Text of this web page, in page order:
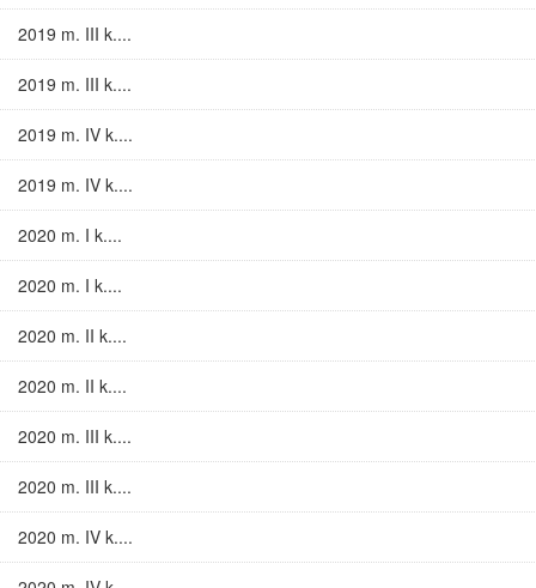
2019 m. III k....
2019 m. III k....
2019 m. IV k....
2019 m. IV k....
2020 m. I k....
2020 m. I k....
2020 m. II k....
2020 m. II k....
2020 m. III k....
2020 m. III k....
2020 m. IV k....